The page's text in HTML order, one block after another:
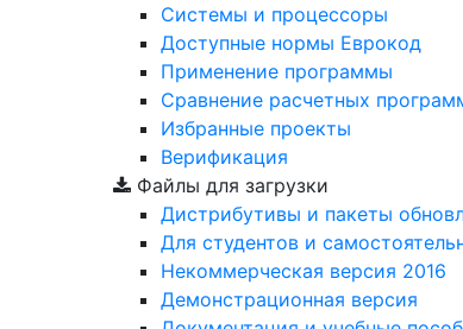
Cистемы и процессоры
Доступные нормы Еврокод
Применение программы
Сравнение расчетных
Избранные проекты
Верификация
Файлы для загрузки
Дистрибутивы и пакеты
Для студентов и
Некоммерческая версия 2016
Демонстрационная версия